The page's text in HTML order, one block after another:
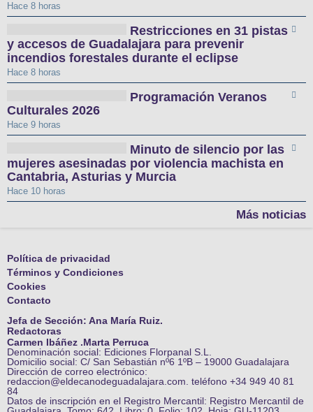
Hace 8 horas
Restricciones en 31 pistas
y accesos de Guadalajara para prevenir
incendios forestales durante el eclipse
Hace 8 horas
Programación Veranos
Culturales 2026
Hace 9 horas
Minuto de silencio por las
mujeres asesinadas por violencia machista en
Cantabria, Asturias y Murcia
Hace 10 horas
Más noticias
Política de privacidad
Términos y Condiciones
Cookies
Contacto
Jefa de Sección: Ana María Ruiz.
Redactoras
Carmen Ibáñez .Marta Perruca
Denominación social: Ediciones Florpanal S.L.
Domicilio social: C/ San Sebastián nº6 1ºB – 19000 Guadalajara
Dirección de correo electrónico:
redaccion@eldecanodeguadalajara.com. teléfono +34 949 40 81
84
Datos de inscripción en el Registro Mercantil: Registro Mercantil de